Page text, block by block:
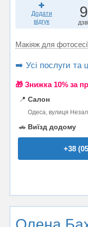
Додати
відгук
Макіяж для
➡️ Усі послуги та
🎁 Знижка 10% за
📍 Салон
Одеса, вулиця
🚗 Виїзд додому
+38